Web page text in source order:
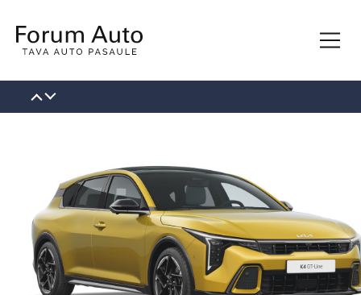
НОВОСТИ
ВАКАНСИИ